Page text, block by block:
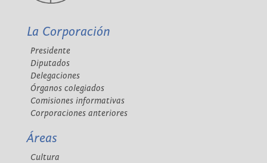
La Corporación
Presidente
Diputados
Delegaciones
Órganos colegiados
Comisiones informativas
Corporaciones anteriores
Áreas
Cultura